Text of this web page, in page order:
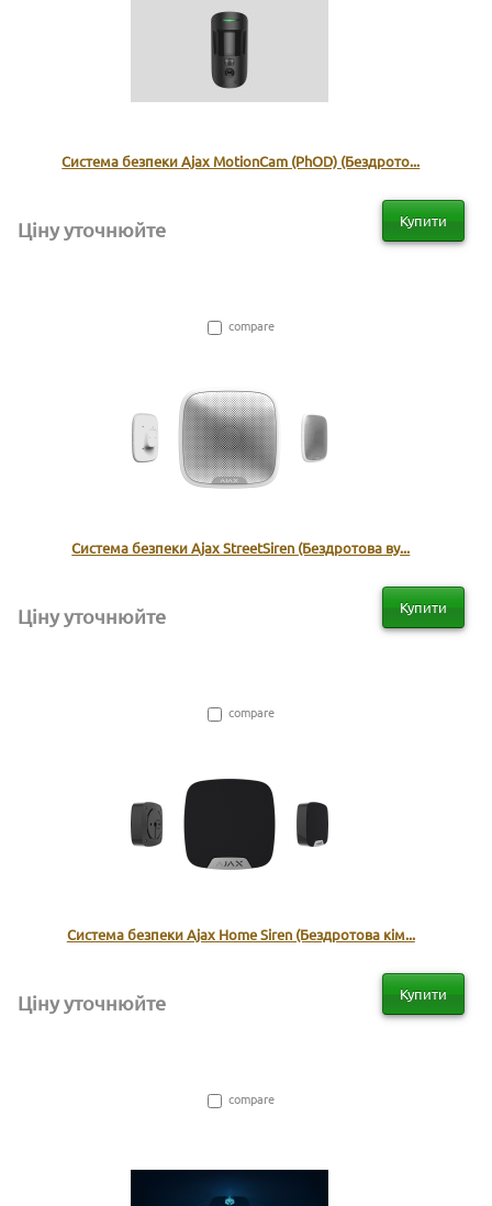
Система безпеки Ajax MotionCam (PhOD) (Бездрото...
Ціну уточнюйте Купити
compare
Система безпеки Ajax StreetSiren (Бездротова ву...
Ціну уточнюйте Купити
compare
Система безпеки Ajax Home Siren (Бездротова кім...
Ціну уточнюйте Купити
compare